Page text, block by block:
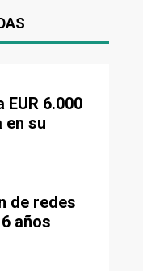
6.000
en su
de redes
años